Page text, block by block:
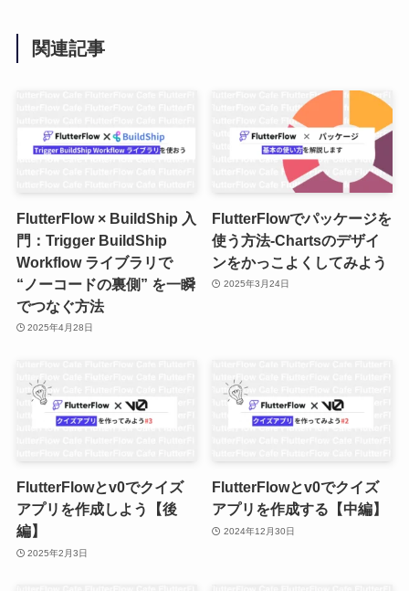
関連記事
FlutterFlow × BuildShip 入
門：Trigger BuildShip
Workflow ライブラリで
“ノーコードの裏側” を一瞬
でつなぐ方法
2025年4月28日
FlutterFlowでパッケージを
使う方法-Chartsのデザイ
ンをかっこよくしてみよう
2025年3月24日
FlutterFlowとv0でクイズ
アプリを作成しよう【後
編】
2025年2月3日
FlutterFlowとv0でクイズ
アプリを作成する【中編】
2024年12月30日